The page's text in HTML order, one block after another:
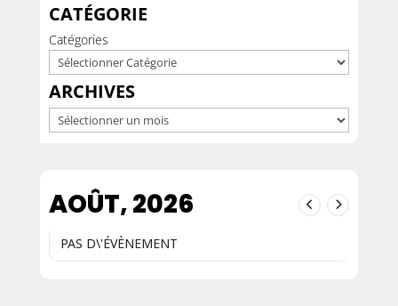
CATÉGORIE
Catégories
ARCHIVES
Archives
AOÛT, 2026
PAS D\'ÉVÈNEMENT